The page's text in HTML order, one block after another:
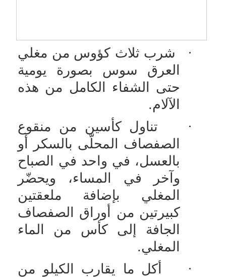
·
شرب ثلاث كؤوس من مغلي
العرق سوس بصورة يومية
حتى الشفاء الكامل من هذه
الآلام.
·
تناول كأسين من منقوع
الصفصاف المحلّى بالسكر أو
بالعسل، في واحد في الصباح
وآخر في المساء، ويحضّر
المغلي بإضافة ملعقتين
كبيرتين من أوراق الصفصاف
الجافة إلى كأس من الماء
المغلي.
·
أكل ما يقارب الكيلو من